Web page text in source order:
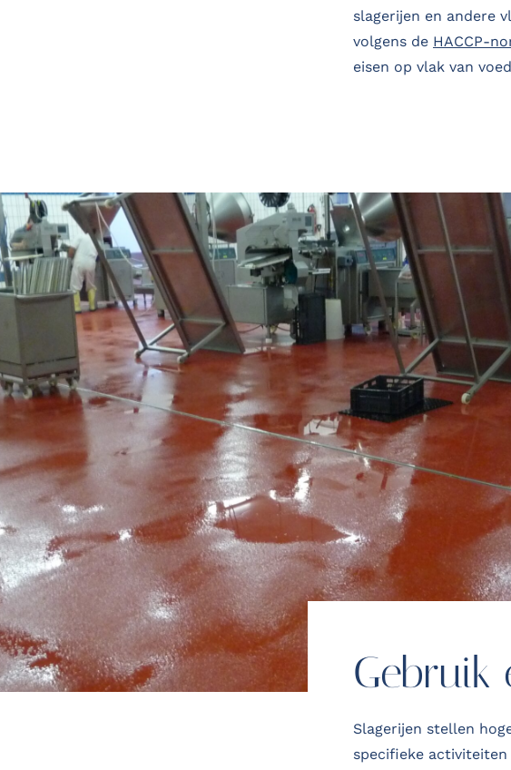
slagerijen en andere
volgens de HACCP-
eisen op vlak van
Gebruik
Slagerijen stellen
specifieke activiteiten